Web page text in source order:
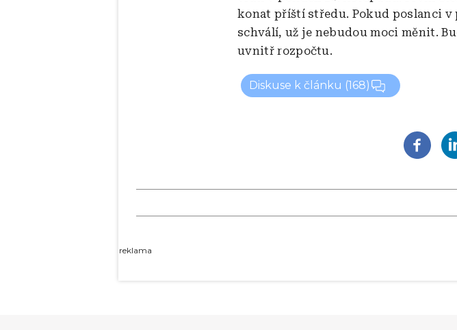
konat příští středu. Pokud poslanci
schválí, už je nebudou moci měnit.
uvnitř rozpočtu.
Diskuse k článku (168)
reklama